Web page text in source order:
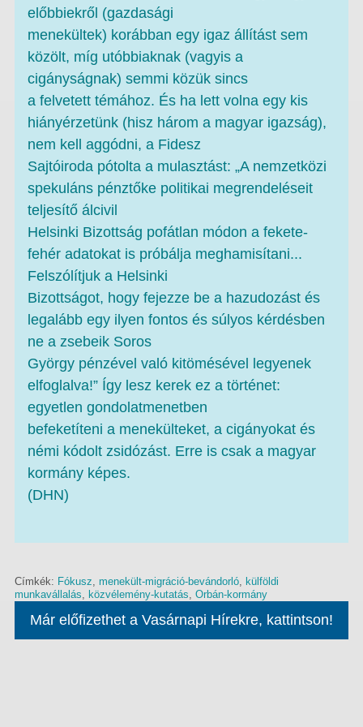
előbbiekről (gazdasági
menekültek) korábban egy igaz állítást sem
közölt, míg utóbbiaknak (vagyis a
cigányságnak) semmi közük sincs
a felvetett témához. És ha lett volna egy kis
hiányérzetünk (hisz három a magyar igazság),
nem kell aggódni, a Fidesz
Sajtóiroda pótolta a mulasztást: „A nemzetközi
spekuláns pénztőke politikai megrendeléseit
teljesítő álcivil
Helsinki Bizottság pofátlan módon a fekete-
fehér adatokat is próbálja meghamisítani...
Felszólítjuk a Helsinki
Bizottságot, hogy fejezze be a hazudozást és
legalább egy ilyen fontos és súlyos kérdésben
ne a zsebeik Soros
György pénzével való kitömésével legyenek
elfoglalva!” Így lesz kerek ez a történet:
egyetlen gondolatmenetben
befeketíteni a menekülteket, a cigányokat és
némi kódolt zsidózást. Erre is csak a magyar
kormány képes.
(DHN)
Címkék: Fókusz, menekült-migráció-bevándorló, külföldi
munkavállalás, közvélemény-kutatás, Orbán-kormány
Már előfizethet a Vasárnapi Hírekre, kattintson!